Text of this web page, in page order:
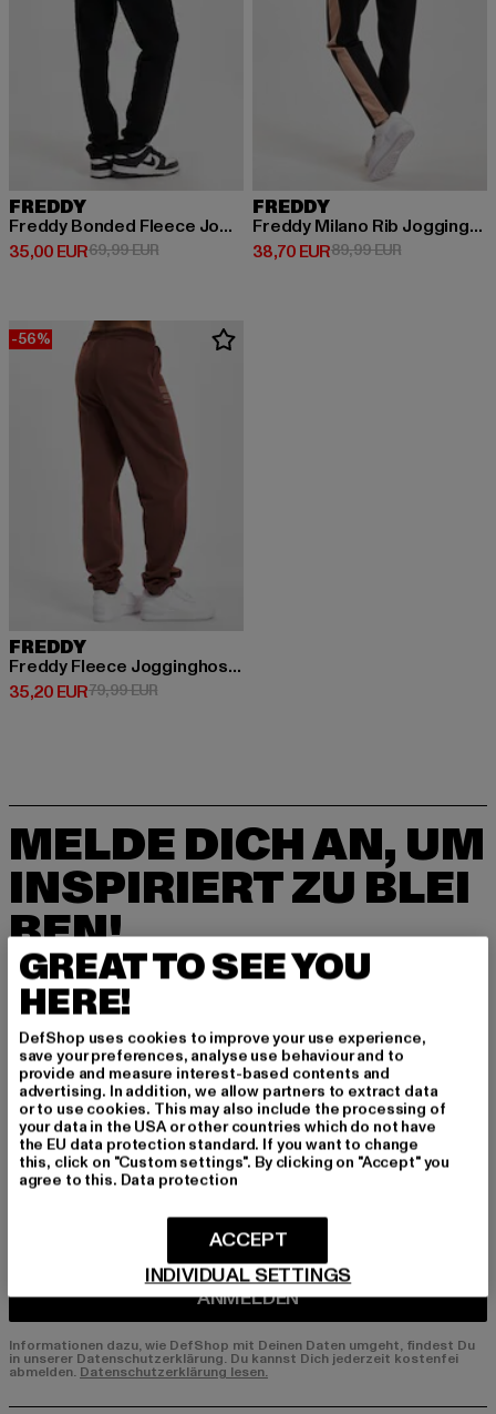
FREDDY
Freddy Bonded Fleece Jogginghosen
35,00 EUR
Derzeitiger Preis: 35,00 EUR
69,99 EURAktionspreis: 69,99 EUR
FREDDY
Freddy Milano Rib Jogginghosen
38,70 EUR
Derzeitiger Preis: 38,70 EUR
89,99 EURAktionspreis:
-56%
FREDDY
Freddy Fleece Jogginghosen
35,20 EUR
Derzeitiger Preis: 35,20 EUR
79,99 EURAktionspreis: 79,99 EUR
MELDE DICH AN, UM
INSPIRIERT ZU BLEI
BEN!
Melde dich hier für unseren Newsletter an und
erhalte künftig Informationen über aktuelle Tre
nds, Angebote und Gutscheine von DefShop p
er E-Mail!
An welchen Produkten bist du interessiert?
MÄNNER
FRAUEN
ANMELDEN
Informationen dazu, wie DefShop mit Deinen Daten umgeht, findest Du
in unserer Datenschutzerklärung. Du kannst Dich jederzeit kostenfei
abmelden. Datenschutzerklärung lesen.
GREAT TO SEE YOU
HERE!
DefShop uses cookies to improve your use experience,
save your preferences, analyse use behaviour and to
provide and measure interest-based contents and
advertising. In addition, we allow partners to extract data
or to use cookies. This may also include the processing of
your data in the USA or other countries which do not have
the EU data protection standard. If you want to change
this, click on "Custom settings". By clicking on "Accept" you
agree to this. Data protection
INDIVIDUAL SETTINGS
ACCEPT